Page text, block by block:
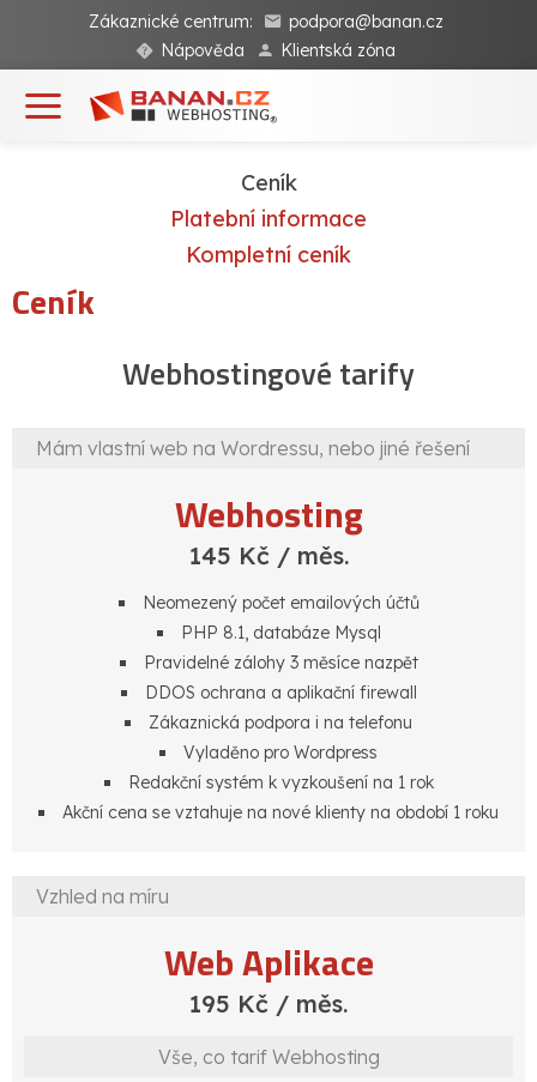
Zákaznické centrum:
podpora@banan.cz
Nápověda
Klientská zóna
Ceník
Platební informace
Kompletní ceník
Ceník
Webhostingové tarify
Mám vlastní web na Wordressu, nebo jiné řešení
Webhosting
145 Kč / měs.
Neomezený počet emailových účtů
PHP 8.1, databáze Mysql
Pravidelné zálohy 3 měsíce nazpět
DDOS ochrana a aplikační firewall
Zákaznická podpora i na telefonu
Vyladěno pro Wordpress
Redakční systém k vyzkoušení na 1 rok
Akční cena se vztahuje na nové klienty na období 1 roku
Vzhled na míru
Web Aplikace
195 Kč / měs.
Vše, co tarif Webhosting